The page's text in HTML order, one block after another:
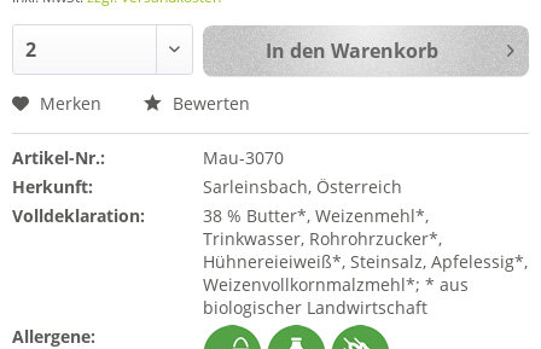
In den Warenkorb
Merken Bewerten
Artikel-Nr.:
Mau-3070
Herkunft:
Sarleinsbach, Österreich
Volldeklaration:
38 % Butter*, Weizenmehl*,
Trinkwasser, Rohrohrzucker*,
Hühnereieiweiß*, Steinsalz, Apfelessig*,
Weizenvollkornmalzmehl*; * aus
biologischer Landwirtschaft
Allergene: